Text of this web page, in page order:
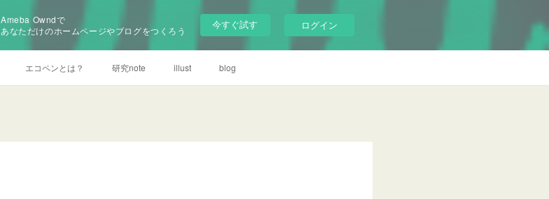
Ameba Owndで
あなただけのホームページやブログをつくろう
今すぐ試す ログイン
エコペンとは？ 研究note illust blog